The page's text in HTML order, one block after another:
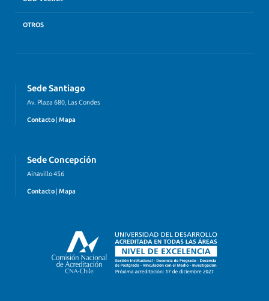
OTROS
Sede Santiago
Av. Plaza 680, Las Condes
Contacto Mapa
Sede Concepción
Ainavillo 456
Contacto | Mapa